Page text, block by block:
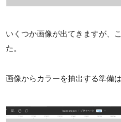
いくつか画像が出てきますが、
た。
画像からカラーを抽出する準備